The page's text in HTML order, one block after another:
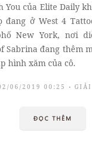
You của Elite Daily
đang ở West 4
New York, nơi
Sabrina đang thêm
hình xăm của cô.
06/2019 00:25
ĐỌC THÊM